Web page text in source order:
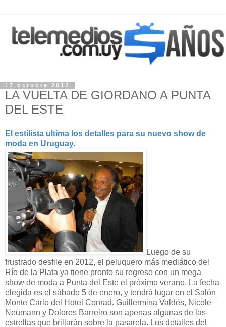
17 octubre 2012
LA VUELTA DE GIORDANO A PUNTA
DEL ESTE
El estilista ultima los detalles para su nuevo show de
moda en Uruguay.
Luego de su
frustrado desfile en 2012, el peluquero más mediático del
Río de la Plata ya tiene pronto su regreso con un mega
show de moda a Punta del Este el próximo verano. La fecha
elegida es el sábado 5 de enero, y tendrá lugar en el Salón
Monte Carlo del Hotel Conrad. Guillermina Valdés, Nicole
Neumann y Dolores Barreiro son apenas algunas de las
estrellas que brillarán sobre la pasarela. Los detalles del